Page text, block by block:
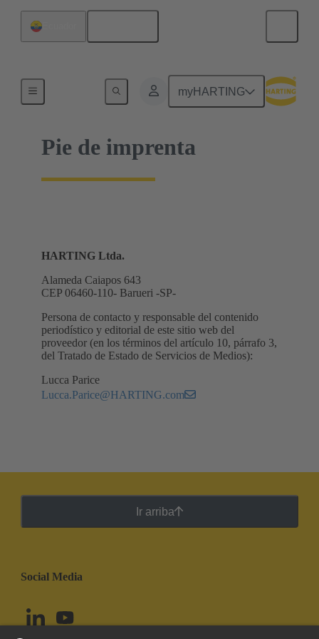
myHARTING
Pie de imprenta
HARTING Ltda.
Alameda Caiapos 643
CEP 06460-110- Barueri -SP-
Persona de contacto y responsable del contenido
periodístico y editorial de este sitio web del
proveedor (en los términos del artículo 10, párrafo 3,
del Tratado de Estado de Servicios de Medios):
Lucca Parice
Lucca.Parice@HARTING.com
Ir arriba
Social Media